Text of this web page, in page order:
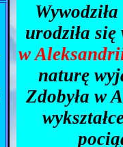
urodziła
w
naturę
Zdobyła w